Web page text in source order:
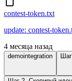
contest-token.txt
update: contest-
4 месяца назад
demointegration